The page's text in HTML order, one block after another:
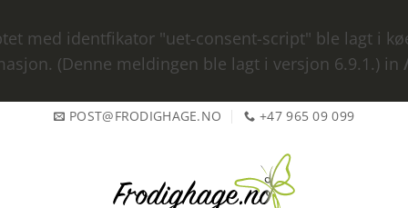
med identfikator "uet-consent-script" ble lagt i
(Denne meldingen ble lagt i versjon 6.9.1.) in
POST@FRODIGHAGE.NO +47 965 09 099